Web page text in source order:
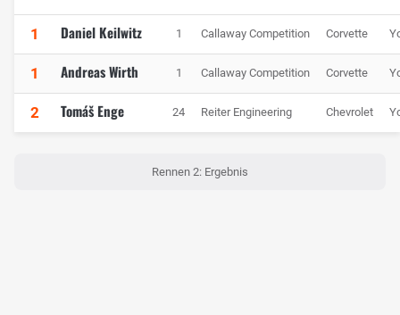
1 Daniel Keilwitz 1 Callaway Competition Corvette
1 Andreas Wirth 1 Callaway Competition Corvette
2 Tomáš Enge 24 Reiter Engineering Chevrolet
Rennen 2: Ergebnis